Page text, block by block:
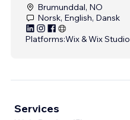
Brumunddal, NO
Norsk, English, Dansk
Platforms:Wix & Wix Studio
Services